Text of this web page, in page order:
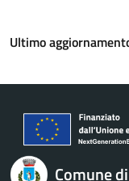
Ultimo
Comune